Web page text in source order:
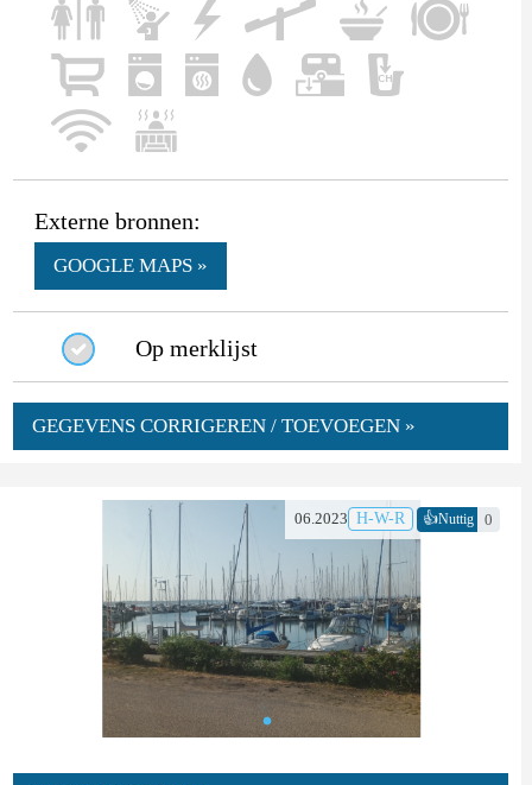
Externe bronnen:
GOOGLE MAPS »
Op merklijst
GEGEVENS CORRIGEREN / TOEVOEGEN »
06.2023 H-W-R 👍Nuttig 0